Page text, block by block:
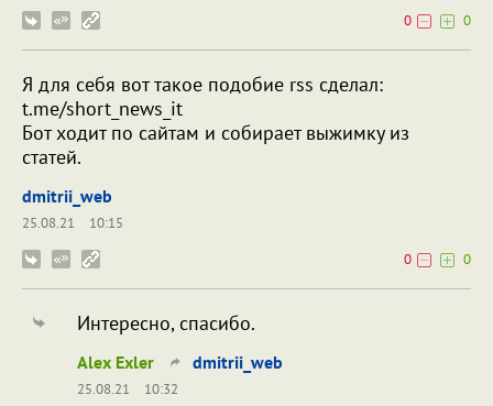
0
0
Я для себя вот такое подобие rss сделал:
t.me/short_news_it
Бот ходит по сайтам и собирает выжимку из
статей.
dmitrii_web
25.08.21
10:15
0
0
Интересно, спасибо.
Alex Exler dmitrii_web
25.08.21
10:32